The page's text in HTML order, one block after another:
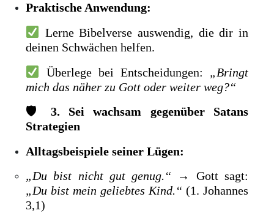
Praktische Anwendung:
Lerne Bibelverse auswendig, die dir in
deinen Schwächen helfen.
Überlege bei Entscheidungen: „Bringt
mich das näher zu Gott oder weiter weg?“
🛡
3. Sei wachsam gegenüber Satans
Strategien
Alltagsbeispiele seiner Lügen:
„Du bist nicht gut genug.“ → Gott sagt:
„Du bist mein geliebtes Kind.“ (1. Johannes
3,1)